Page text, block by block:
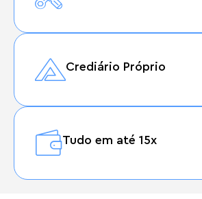
Crediário Próprio
Tudo em até 15x